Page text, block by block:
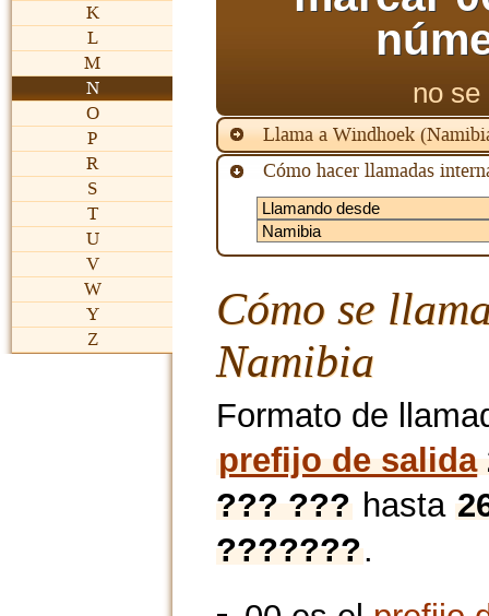
K
L
M
N
O
P
R
S
T
U
V
W
Y
Z
no
Llama a Windhoek
Cómo hacer llamadas
Cómo se
Namibia
Formato de
prefijo de salida
??? ??? hasta
???????.